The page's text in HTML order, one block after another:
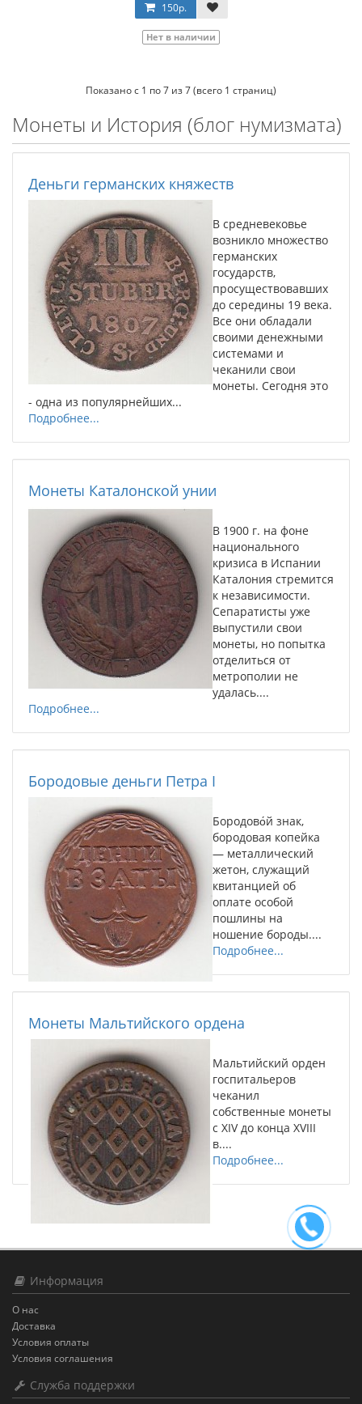
150р.
Нет в наличии
Показано с 1 по 7 из 7 (всего 1 страниц)
Монеты и История (блог нумизмата)
Деньги германских княжеств
В средневековье
возникло множество
германских
государств,
просуществовавших
до середины 19 века.
Все они обладали
своими денежными
системами и
чеканили свои
монеты. Сегодня это
- одна из популярнейших...
Подробнее...
Монеты Каталонской унии
В 1900 г. на фоне
национального
кризиса в Испании
Каталония стремится
к независимости.
Сепаратисты уже
выпустили свои
монеты, но попытка
отделиться от
метрополии не
удалась....
Подробнее...
Бородовые деньги Петра I
Бородово́й знак,
бородовая копейка
— металлический
жетон, служащий
квитанцией об
оплате особой
пошлины на
ношение бороды....
Подробнее...
Монеты Мальтийского ордена
Мальтийский орден
госпитальеров
чеканил
собственные монеты
с XIV до конца XVIII
в....
Подробнее...
Информация
О нас
Доставка
Условия оплаты
Условия соглашения
Служба поддержки